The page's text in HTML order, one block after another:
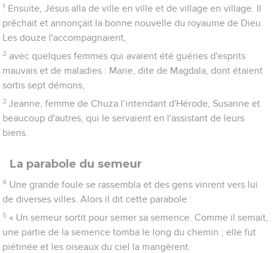
1 Ensuite, Jésus alla de ville en ville et de village en village. Il
prêchait et annonçait la bonne nouvelle du royaume de Dieu.
Les douze l'accompagnaient,
2 avec quelques femmes qui avaient été guéries d'esprits
mauvais et de maladies : Marie, dite de Magdala, dont étaient
sortis sept démons,
3 Jeanne, femme de Chuza l’intendant d'Hérode, Susanne et
beaucoup d'autres, qui le servaient en l'assistant de leurs
biens.
La parabole du semeur
4 Une grande foule se rassembla et des gens vinrent vers lui
de diverses villes. Alors il dit cette parabole :
5 « Un semeur sortit pour semer sa semence. Comme il semait,
une partie de la semence tomba le long du chemin ; elle fut
piétinée et les oiseaux du ciel la mangèrent.